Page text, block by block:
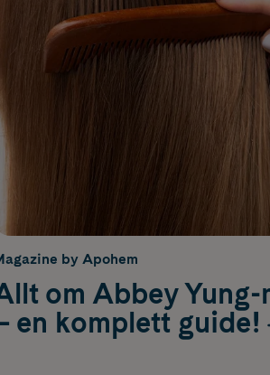
by Apohem
om Abbey Yung-
en komplett guide!